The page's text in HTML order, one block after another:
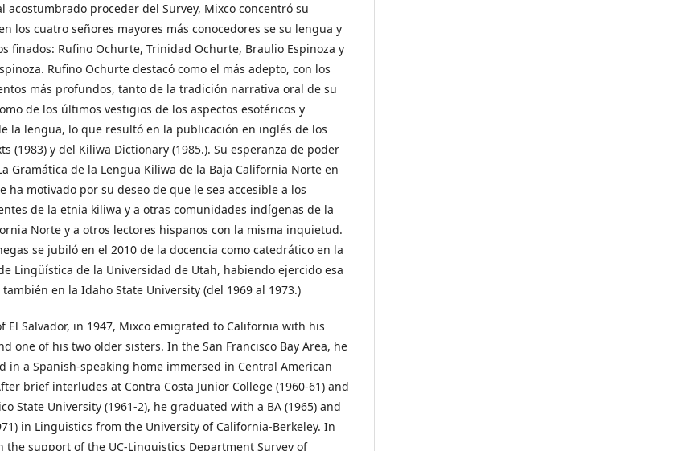
acostumbrado proceder del Survey, Mixco concentró su
los cuatro señores mayores más conocedores se su lengua y
finados: Rufino Ochurte, Trinidad Ochurte, Braulio Espinoza y
Rufino Ochurte destacó como el más adepto, con los
más profundos, tanto de la tradición narrativa oral de su
de los últimos vestigios de los aspectos esotéricos y
la lengua, lo que resultó en la publicación en inglés de los
(1983) y del Kiliwa Dictionary (1985.). Su esperanza de poder
Gramática de la Lengua Kiliwa de la Baja California Norte en
ha motivado por su deseo de que le sea accesible a los
de la etnia kiliwa y a otras comunidades indígenas de la
Norte y a otros lectores hispanos con la misma inquietud.
se jubiló en el 2010 de la docencia como catedrático en la
Lingüística de la Universidad de Utah, habiendo ejercido esa
en la Idaho State University (del 1969 al 1973.)
El Salvador, in 1947, Mixco emigrated to California with his
one of his two older sisters. In the San Francisco Bay Area, he
in a Spanish-speaking home immersed in Central American
brief interludes at Contra Costa Junior College (1960-61) and
State University (1961-2), he graduated with a BA (1965) and
in Linguistics from the University of California-Berkeley. In
the support of the UC-Linguistics Department Survey of